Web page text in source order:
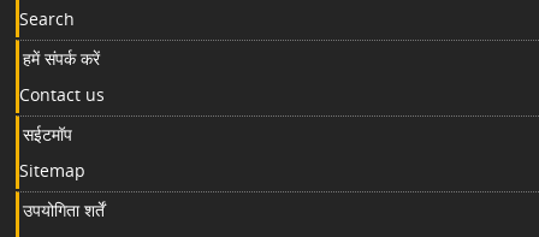
Search
हमें संपर्क करें
Contact us
सईटमॉप
Sitemap
उपयोगिता शर्तें